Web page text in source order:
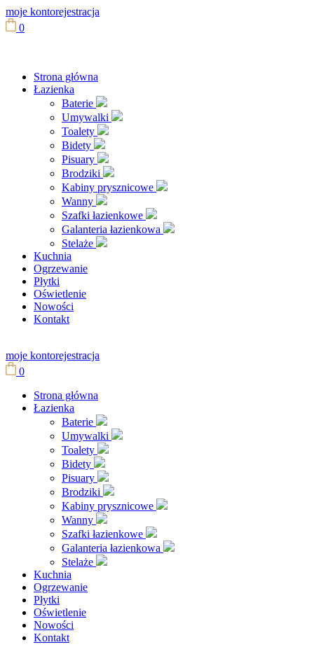
moje kontorejestracja
0
Strona główna
Łazienka
Baterie
Umywalki
Toalety
Bidety
Pisuary
Brodziki
Kabiny prysznicowe
Wanny
Szafki łazienkowe
Galanteria łazienkowa
Stelaże
Kuchnia
Ogrzewanie
Płytki
Oświetlenie
Nowości
Kontakt
moje kontorejestracja
0
Strona główna
Łazienka
Baterie
Umywalki
Toalety
Bidety
Pisuary
Brodziki
Kabiny prysznicowe
Wanny
Szafki łazienkowe
Galanteria łazienkowa
Stelaże
Kuchnia
Ogrzewanie
Płytki
Oświetlenie
Nowości
Kontakt